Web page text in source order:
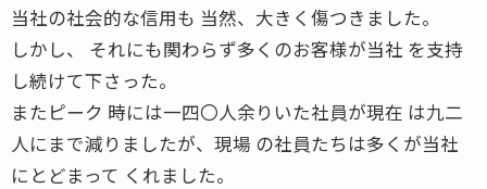
当社の社会的な信用も 当然、大きく傷つきました。
しかし、 それにも関わらず多くのお客様が当社 を支持
し続けて下さった。
またピーク 時には一四〇人余りいた社員が現在 は九二
人にまで減りましたが、現場 の社員たちは多くが当社
にとどまって くれました。